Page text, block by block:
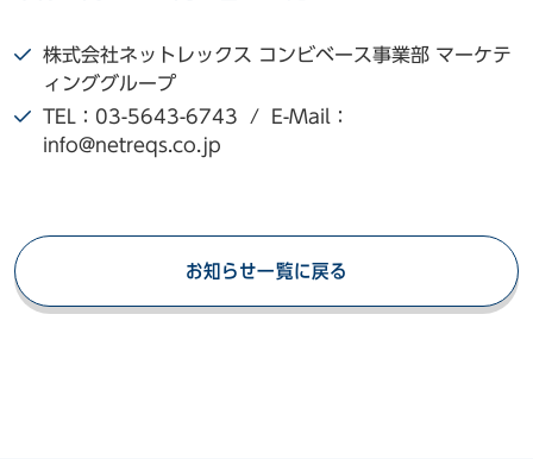
株式会社ネットレックス コンビベース事業部 マーケテ
ィンググループ
TEL：03-5643-6743 / E-Mail：
info@netreqs.co.jp
お知らせ一覧に戻る